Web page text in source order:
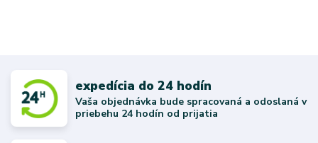
expedícia do 24 hodín
Vaša objednávka bude spracovaná a odoslaná v
priebehu 24 hodín od prijatia